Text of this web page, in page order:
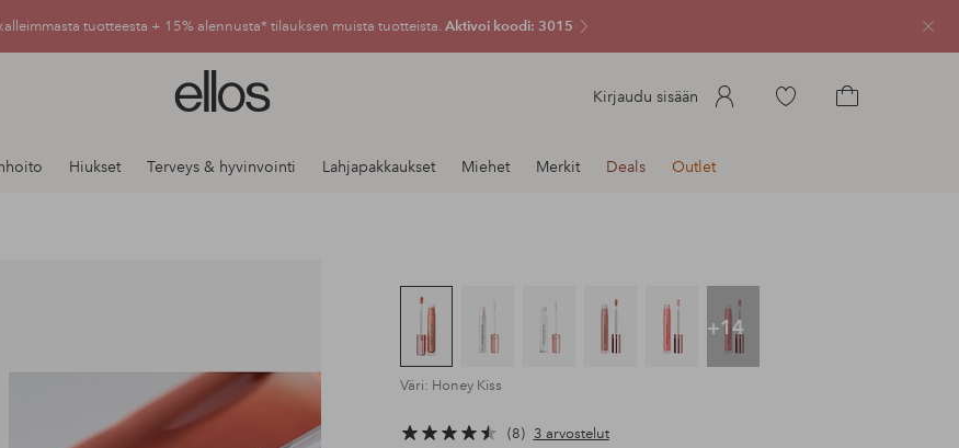
kalleimmasta tuotteesta + 15% alennusta* tilauksen muista tuotteista. Aktivoi koodi: 3015 Sulje
Ellos-
logo
siirry
Kirjaudu sisään
Siirry
Hiukset Terveys & hyvinvointi Lahjapakkaukset Miehet Merkit Deals Outlet
+14
Väri: Honey Kiss
8 3 arvostelut